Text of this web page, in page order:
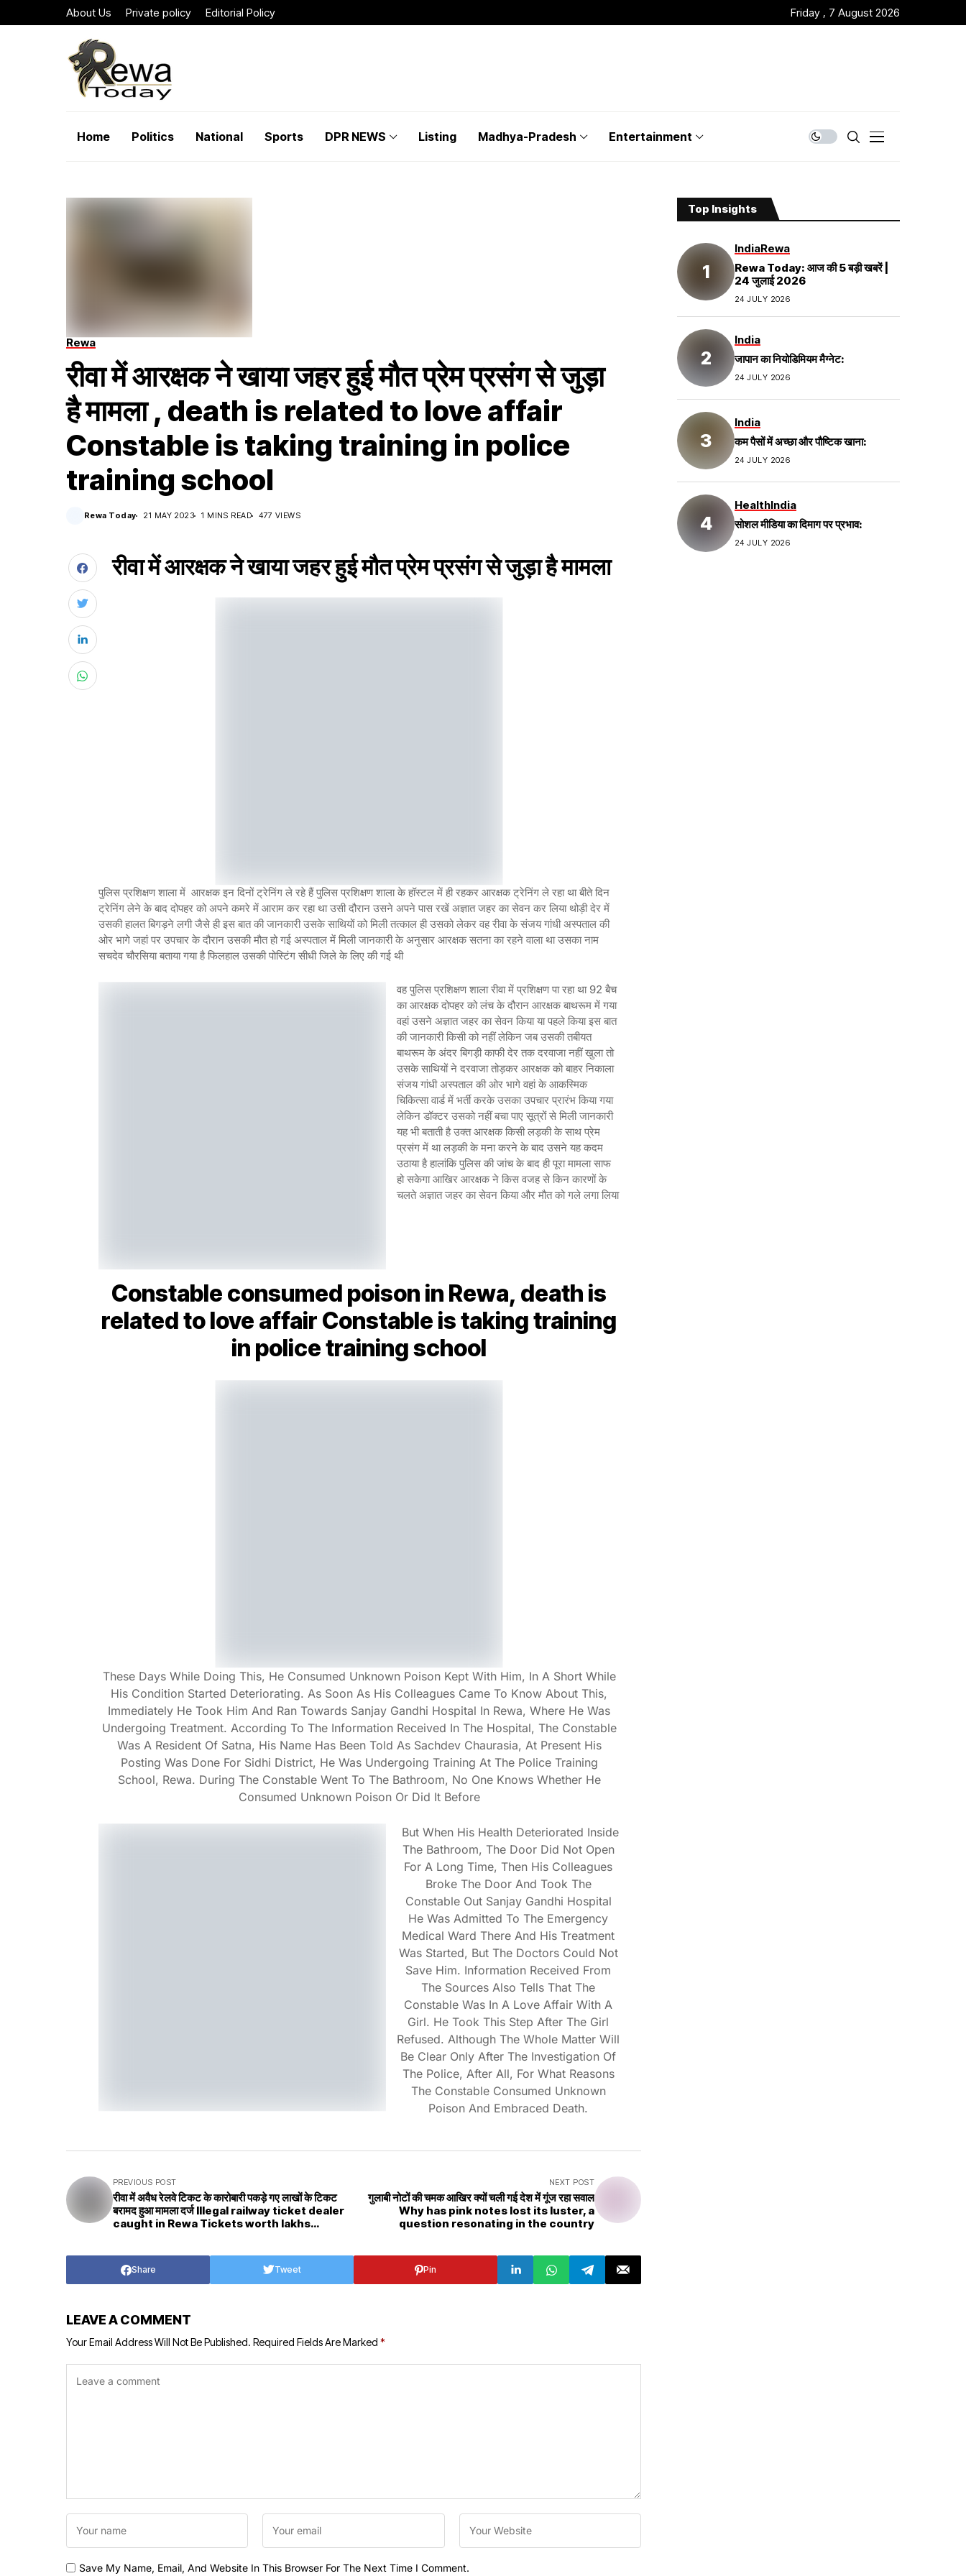
About Us Private policy Editorial Policy Friday , 7 August 2026
Home Politics National Sports DPR NEWS Listing Madhya-Pradesh Entertainment
Rewa
रीवा में आरक्षक ने खाया जहर हुई मौत प्रेम प्रसंग से जुड़ा
है मामला , death is related to love affair
Constable is taking training in police
training school
Rewa Today 21 MAY 2023 1 MINS READ 477 VIEWS
रीवा में आरक्षक ने खाया जहर हुई मौत प्रेम प्रसंग से जुड़ा है मामला
पुलिस प्रशिक्षण शाला में आरक्षक इन दिनों ट्रेनिंग ले रहे हैं पुलिस प्रशिक्षण शाला के हॉस्टल में ही रहकर आरक्षक ट्रेनिंग ले रहा था बीते दिन
ट्रेनिंग लेने के बाद दोपहर को अपने कमरे में आराम कर रहा था उसी दौरान उसने अपने पास रखें अज्ञात जहर का सेवन कर लिया थोड़ी देर में
उसकी हालत बिगड़ने लगी जैसे ही इस बात की जानकारी उसके साथियों को मिली तत्काल ही उसको लेकर वह रीवा के संजय गांधी अस्पताल की
ओर भागे जहां पर उपचार के दौरान उसकी मौत हो गई अस्पताल में मिली जानकारी के अनुसार आरक्षक सतना का रहने वाला था उसका नाम
सचदेव चौरसिया बताया गया है फिलहाल उसकी पोस्टिंग सीधी जिले के लिए की गई थी
वह पुलिस प्रशिक्षण शाला रीवा में प्रशिक्षण पा रहा था 92 बैच
का आरक्षक दोपहर को लंच के दौरान आरक्षक बाथरूम में गया
वहां उसने अज्ञात जहर का सेवन किया या पहले किया इस बात
की जानकारी किसी को नहीं लेकिन जब उसकी तबीयत
बाथरूम के अंदर बिगड़ी काफी देर तक दरवाजा नहीं खुला तो
उसके साथियों ने दरवाजा तोड़कर आरक्षक को बाहर निकाला
संजय गांधी अस्पताल की ओर भागे वहां के आकस्मिक
चिकित्सा वार्ड में भर्ती करके उसका उपचार प्रारंभ किया गया
लेकिन डॉक्टर उसको नहीं बचा पाए सूत्रों से मिली जानकारी
यह भी बताती है उक्त आरक्षक किसी लड़की के साथ प्रेम
प्रसंग में था लड़की के मना करने के बाद उसने यह कदम
उठाया है हालांकि पुलिस की जांच के बाद ही पूरा मामला साफ
हो सकेगा आखिर आरक्षक ने किस वजह से किन कारणों के
चलते अज्ञात जहर का सेवन किया और मौत को गले लगा लिया
Constable consumed poison in Rewa, death is
related to love affair Constable is taking training
in police training school
These Days While Doing This, He Consumed Unknown Poison Kept With Him, In A Short While
His Condition Started Deteriorating. As Soon As His Colleagues Came To Know About This,
Immediately He Took Him And Ran Towards Sanjay Gandhi Hospital In Rewa, Where He Was
Undergoing Treatment. According To The Information Received In The Hospital, The Constable
Was A Resident Of Satna, His Name Has Been Told As Sachdev Chaurasia, At Present His
Posting Was Done For Sidhi District, He Was Undergoing Training At The Police Training
School, Rewa. During The Constable Went To The Bathroom, No One Knows Whether He
Consumed Unknown Poison Or Did It Before
But When His Health Deteriorated Inside
The Bathroom, The Door Did Not Open
For A Long Time, Then His Colleagues
Broke The Door And Took The
Constable Out Sanjay Gandhi Hospital
He Was Admitted To The Emergency
Medical Ward There And His Treatment
Was Started, But The Doctors Could Not
Save Him. Information Received From
The Sources Also Tells That The
Constable Was In A Love Affair With A
Girl. He Took This Step After The Girl
Refused. Although The Whole Matter Will
Be Clear Only After The Investigation Of
The Police, After All, For What Reasons
The Constable Consumed Unknown
Poison And Embraced Death.
PREVIOUS POST
रीवा में अवैध रेलवे टिकट के कारोबारी पकड़े गए लाखों के टिकट
बरामद हुआ मामला दर्ज Illegal railway ticket dealer
caught in Rewa Tickets worth lakhs
NEXT POST
गुलाबी नोटों की चमक आखिर क्यों चली गई देश में गूंज रहा सवाल
Why has pink notes lost its luster, a
question resonating in the country
Share Tweet Pin
LEAVE A COMMENT
Your Email Address Will Not Be Published. Required Fields Are Marked *
Save My Name, Email, And Website In This Browser For The Next Time I Comment.
Top Insights
IndiaRewa
Rewa Today: आज की 5 बड़ी खबरें |
24 जुलाई 2026
24 JULY 2026
India
जापान का नियोडिमियम मैग्नेट:
24 JULY 2026
India
कम पैसों में अच्छा और पौष्टिक खाना:
24 JULY 2026
HealthIndia
सोशल मीडिया का दिमाग पर प्रभाव:
24 JULY 2026